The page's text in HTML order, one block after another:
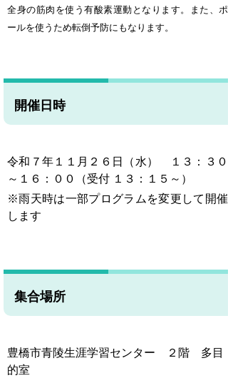
全身の筋肉を使う有酸素運動となります。また、ポ
ールを使うため転倒予防にもなります。
開催日時
令和７年１１月２６日（水） １３：３０
～１６：００（受付 １３：１５～）
※雨天時は一部プログラムを変更して開催
します
集合場所
豊橋市青陵生涯学習センター ２階 多目
的室